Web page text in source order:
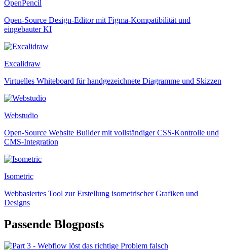
OpenPencil
Open-Source Design-Editor mit Figma-Kompatibilität und
eingebauter KI
Excalidraw
Virtuelles Whiteboard für handgezeichnete Diagramme und Skizzen
Webstudio
Open-Source Website Builder mit vollständiger CSS-Kontrolle und
CMS-Integration
Isometric
Webbasiertes Tool zur Erstellung isometrischer Grafiken und
Designs
Passende Blogposts